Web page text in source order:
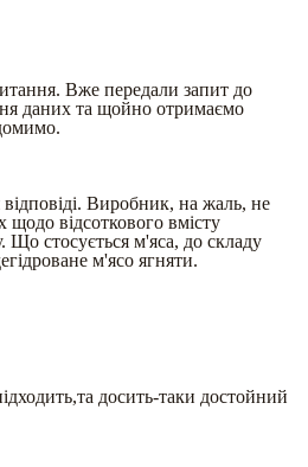
Вже передали запит до
даних та щойно отримаємо
Виробник, на жаль, не
відсоткового вмісту
Що стосується м'яса, до складу
м'ясо ягняти.
досить-таки достойний